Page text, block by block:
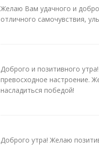
Желаю Вам удачного и
отличного самочувствия,
Доброго и позитивного
превосходное настроение.
насладиться победой!
Доброго утра! Желаю